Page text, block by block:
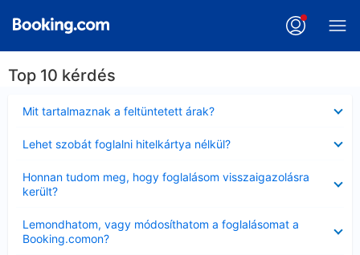
Top 10 kérdés
Mit tartalmaznak a feltüntetett árak?
Lehet szobát foglalni hitelkártya nélkül?
Honnan tudom meg, hogy foglalásom visszaigazolásra
került?
Lemondhatom, vagy módosíthatom a foglalásomat a
Booking.comon?